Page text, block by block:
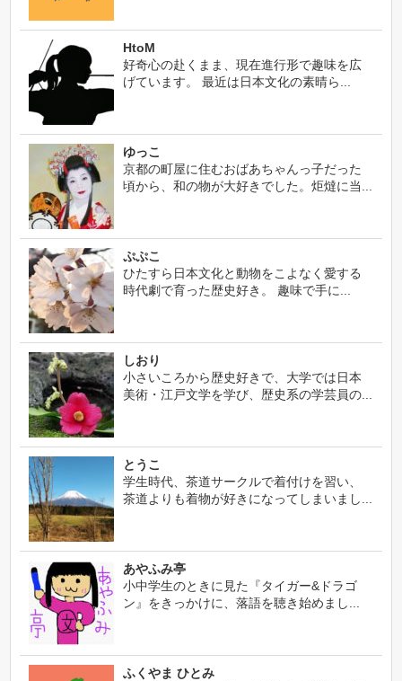
HtoM
好奇心の赴くまま、現在進行形で趣味を広
げています。 最近は日本文化の素晴ら...
ゆっこ
京都の町屋に住むおばあちゃんっ子だった
頃から、和の物が大好きでした。炬燵に当...
ぷぷこ
ひたすら日本文化と動物をこよなく愛する
時代劇で育った歴史好き。 趣味で手に...
しおり
小さいころから歴史好きで、大学では日本
美術・江戸文学を学び、歴史系の学芸員の...
とうこ
学生時代、茶道サークルで着付けを習い、
茶道よりも着物が好きになってしまいまし...
あやふみ亭
小中学生のときに見た『タイガー&ドラゴ
ン』をきっかけに、落語を聴き始めまし...
ふくやま ひとみ